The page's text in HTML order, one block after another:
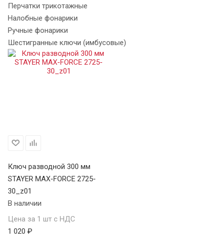
Перчатки трикотажные
Налобные фонарики
Ручные фонарики
Шестигранные ключи (имбусовые)
Ключ разводной 300 мм
STAYER MAX-FORCE 2725-
30_z01
В наличии
Цена за 1 шт с НДС
1 020 ₽